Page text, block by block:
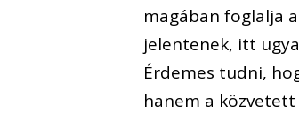
magában foglalja
jelentenek, itt
Érdemes tudni,
hanem a